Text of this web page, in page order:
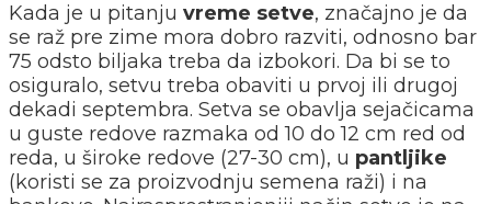
Kada je u pitanju vreme setve, značajno je da
se raž pre zime mora dobro razviti, odnosno bar
75 odsto biljaka treba da izbokori. Da bi se to
osiguralo, setvu treba obaviti u prvoj ili drugoj
dekadi septembra. Setva se obavlja sejačicama
u guste redove razmaka od 10 do 12 cm red od
reda, u široke redove (27-30 cm), u pantljike
(koristi se za proizvodnju semena raži) i na